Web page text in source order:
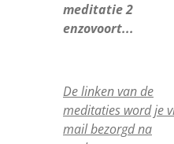
meditatie 2
enzovoort...
De linken van de
meditaties word je
mail bezorgd na